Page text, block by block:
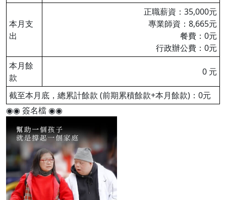
本月支
出
正職薪資：35,000元
專業師資：8,665元
餐費：0元
行政辦公費：0元
本月餘
款
0 元
截至本月底，總累計餘款 (前期累積餘款+本月餘款)：0元
◉◉ 簽名檔 ◉◉